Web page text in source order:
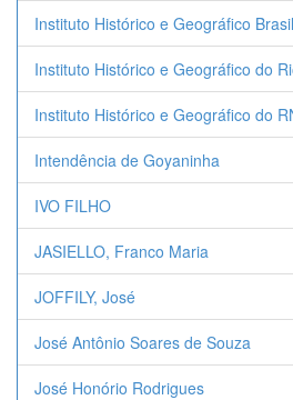
Instituto Histórico e Geográfico
Instituto Histórico e Geográfico do
Instituto Histórico e Geográfico do
Intendência de Goyaninha
IVO FILHO
JASIELLO, Franco Maria
JOFFILY, José
José Antônio Soares de Souza
José Honório Rodrigues